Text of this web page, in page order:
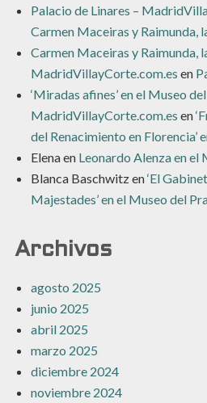
Palacio de Linares –
Carmen Maceiras y Raimunda,
Carmen Maceiras y Raimunda,
MadridVillayCorte.com.es en
‘Miradas afines’ en el Museo
MadridVillayCorte.com.es en
del Renacimiento en Florencia’
Elenaen Leonardo Alenza en el
Blanca Baschwitzen‘El
Majestades’ en el Museo del
Archivos
agosto 2025
junio 2025
abril 2025
marzo 2025
diciembre 2024
noviembre 2024